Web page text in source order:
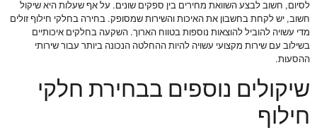
לסיום, חשוב לבצע השוואת מחירים בין ספקים שונים. על אף שעלות היא שיקול
חשוב, יש לקחת בחשבון את האיכות והשירות שמסופק. בחירה בחלקי חילוף זולים
מדי עשויה להוביל להוצאות נוספות בטווח הארוך. השקעה בחלקים איכותיים
בשילוב עם שירות מקצועי עשויה להיות ההחלטה הנכונה ביותר עבור שירותי
ההסעות.
שיקולים נוספים בבחירת חלקי
חילוף